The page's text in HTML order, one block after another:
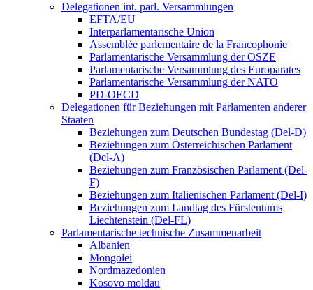
Delegationen int. parl. Versammlungen
EFTA/EU
Interparlamentarische Union
Assemblée parlementaire de la Francophonie
Parlamentarische Versammlung der OSZE
Parlamentarische Versammlung des Europarates
Parlamentarische Versammlung der NATO
PD-OECD
Delegationen für Beziehungen mit Parlamenten anderer
Staaten
Beziehungen zum Deutschen Bundestag (Del-D)
Beziehungen zum Österreichischen Parlament
(Del-A)
Beziehungen zum Französischen Parlament (Del-
F)
Beziehungen zum Italienischen Parlament (Del-I)
Beziehungen zum Landtag des Fürstentums
Liechtenstein (Del-FL)
Parlamentarische technische Zusammenarbeit
Albanien
Mongolei
Nordmazedonien
Kosovo moldau